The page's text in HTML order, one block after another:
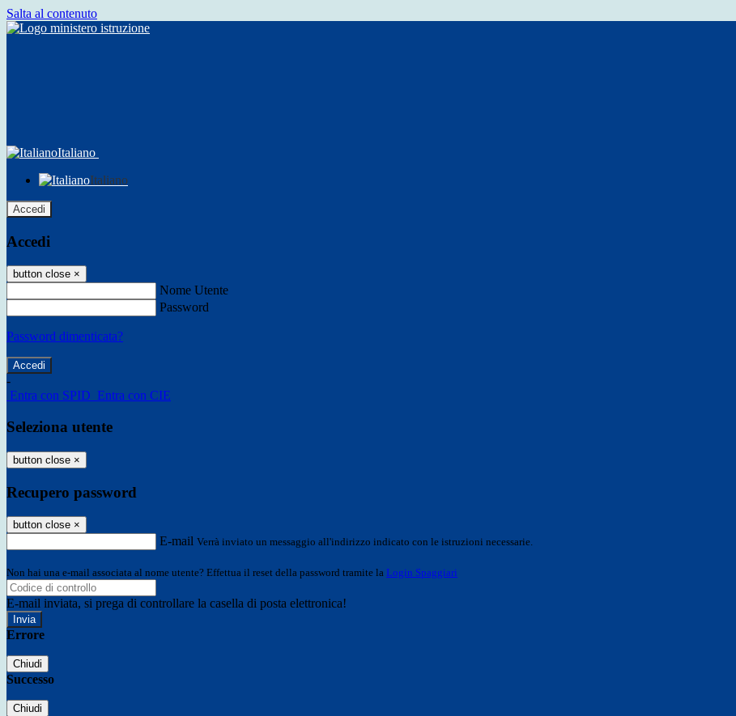
Salta al contenuto
Italiano
Italiano
Accedi
Accedi
button close ×
Nome Utente
Password
Password dimenticata?
-
Entra con SPID Entra con CIE
Seleziona utente
button close ×
Recupero password
button close ×
E-mail Verrà inviato un messaggio all'indirizzo indicato con le istruzioni necessarie.
Non hai una e-mail associata al nome utente? Effettua il reset della password tramite la Login Spaggiari
E-mail inviata, si prega di controllare la casella di posta elettronica!
Errore
Chiudi
Successo
Chiudi